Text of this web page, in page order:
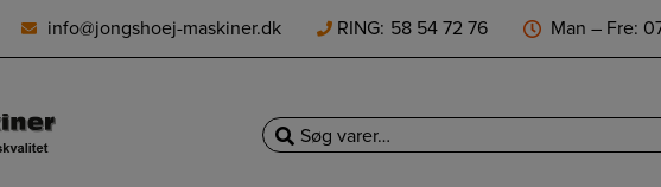
info@jongshoej-maskiner.dk RING: 58 54 72 76 Man – Fre:
Søg